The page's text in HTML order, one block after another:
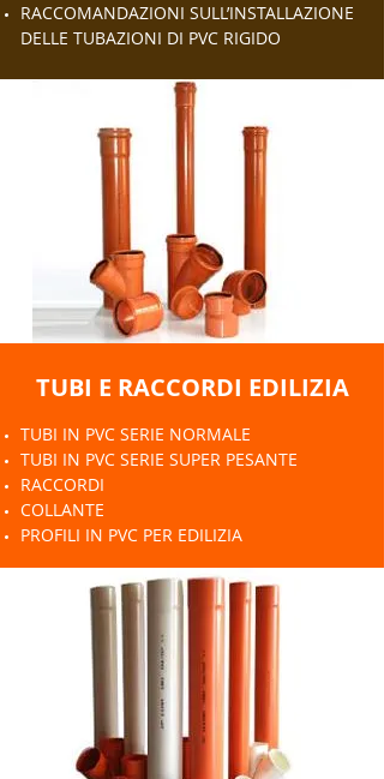
RACCOMANDAZIONI SULL’INSTALLAZIONE
DELLE TUBAZIONI DI PVC RIGIDO
TUBI E RACCORDI EDILIZIA
TUBI IN PVC SERIE NORMALE
TUBI IN PVC SERIE SUPER PESANTE
RACCORDI
COLLANTE
PROFILI IN PVC PER EDILIZIA